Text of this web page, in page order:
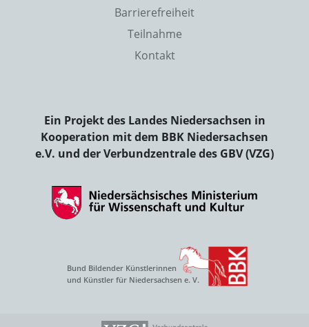
Barrierefreiheit
Teilnahme
Kontakt
Ein Projekt des Landes Niedersachsen in
Kooperation mit dem BBK Niedersachsen
e.V. und der Verbundzentrale des GBV (VZG)
Bund Bildender Künstlerinnen
und Künstler für Niedersachsen e. V.